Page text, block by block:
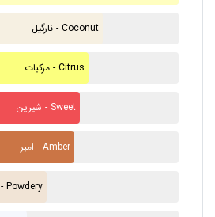
نارگیل - Coconut
مرکبات - Citrus
شیرین - Sweet
امبر - Amber
پودری - Powdery